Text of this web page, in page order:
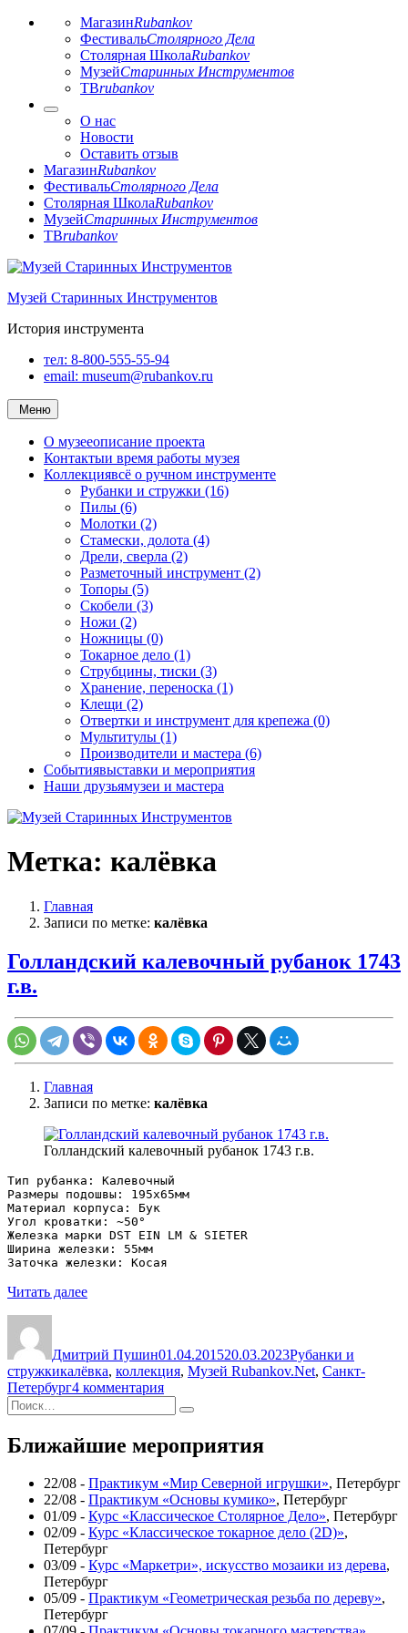
МагазинRubankov
ФестивальСтолярного Дела
Столярная ШколаRubankov
МузейСтаринных Инструментов
ТВrubankov
О нас
Новости
Оставить отзыв
МагазинRubankov
ФестивальСтолярного Дела
Столярная ШколаRubankov
МузейСтаринных Инструментов
ТВrubankov
Перейти
содержимому
Музей Старинных Инструментов
История инструмента
тел: 8-800-555-55-94
email: museum@rubankov.ru
Меню
О музееописание проекта
Контактыи время работы музея
Коллекциявсё о ручном инструменте
Рубанки и стружки (16)
Пилы (6)
Молотки (2)
Стамески, долота (4)
Дрели, сверла (2)
Разметочный инструмент (2)
Топоры (5)
Скобели (3)
Ножи (2)
Ножницы (0)
Токарное дело (1)
Струбцины, тиски (3)
Хранение, переноска (1)
Клещи (2)
Отвертки и инструмент для крепежа (0)
Мультитулы (1)
Производители и мастера (6)
Событиявыставки и мероприятия
Наши друзьямузеи и мастера
Метка: калёвка
Главная
Записи по метке: калёвка
Голландский калевочный рубанок 1743
г.в.
Главная
Записи по метке: калёвка
Голландский калевочный рубанок 1743 г.в.
Тип рубанка: Калевочный
Размеры подошвы: 195х65мм
Материал корпуса: Бук
Угол кроватки: ~50°
Железка марки DST EIN LM & SIETER
Ширина железки: 55мм
Заточка железки: Косая
Читать далее«Голландский
г.в.»
Дмитрий Пушин01.04.201520.03.2023Рубанки и
стружкиМетки
калёвка, коллекция, Музей Rubankov.Net, Санкт-
Петербург4 комментарияк
Голландский
рубанок
г.в.
Искать:
Поиск
Ближайшие мероприятия
22/08 - Практикум «Мир Северной игрушки», Петербург
22/08 - Практикум «Основы кумико», Петербург
01/09 - Курс «Классическое Столярное Дело», Петербург
02/09 - Курс «Классическое токарное дело (2D)»,
Петербург
03/09 - Курс «Маркетри», искусство мозаики из дерева,
Петербург
05/09 - Практикум «Геометрическая резьба по дереву»,
Петербург